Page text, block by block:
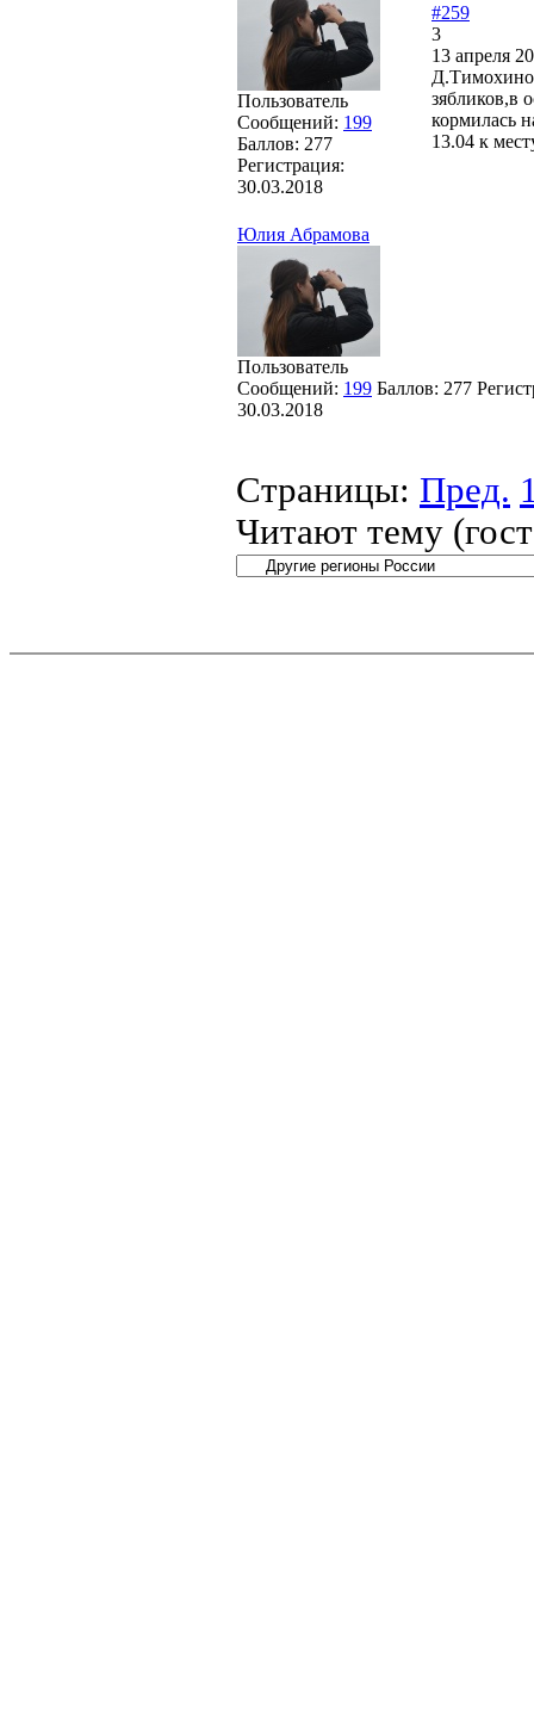
Пользователь
Сообщений: 199
Баллов: 277
Регистрация:
30.03.2018
#259
3
13 апреля
зябликов,в
кормилась
13.04 к
Юлия Абрамова
Пользователь
Сообщений: 199 Баллов: 277
30.03.2018
Страницы: Пред.
Читают тему